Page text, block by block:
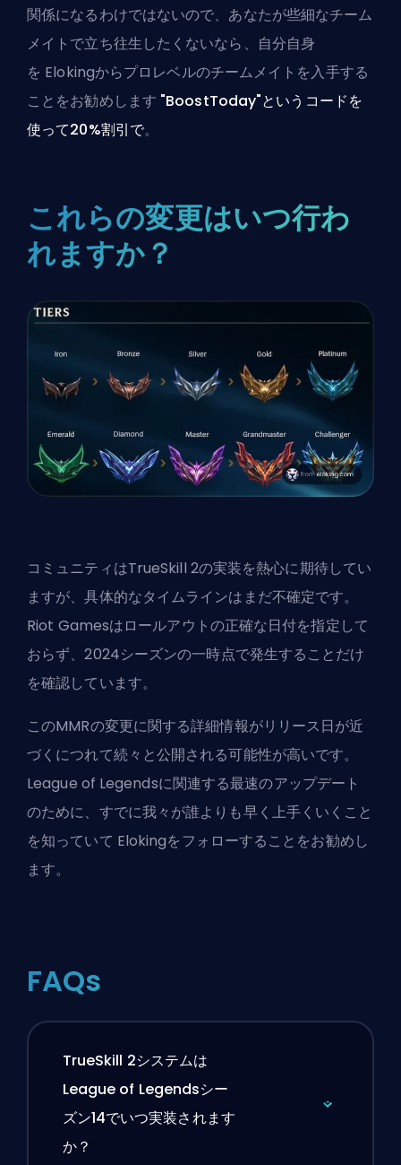
関係になるわけではないので、あなたが些細なチーム
メイトで立ち往生したくないなら、自分自身
を Elokingからプロレベルのチームメイトを入手する
ことをお勧めします "BoostToday"というコードを
使って20%割引で。
これらの変更はいつ行わ
れますか？
コミュニティはTrueSkill 2の実装を熱心に期待してい
ますが、具体的なタイムラインはまだ不確定です。
Riot Gamesはロールアウトの正確な日付を指定して
おらず、2024シーズンの一時点で発生することだけ
を確認しています。
このMMRの変更に関する詳細情報がリリース日が近
づくにつれて続々と公開される可能性が高いです。
League of Legendsに関連する最速のアップデート
のために、すでに我々が誰よりも早く上手くいくこと
を知っていて Elokingをフォローすることをお勧めし
ます。
FAQs
TrueSkill 2システムは
League of Legendsシー
ズン14でいつ実装されます
か？